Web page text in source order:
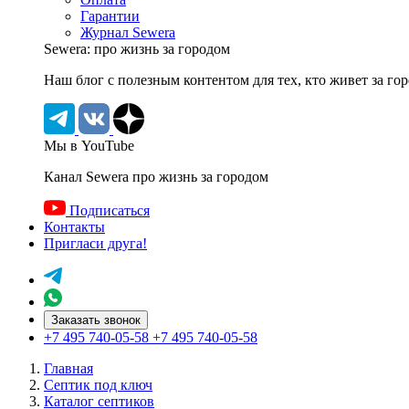
Гарантии
Журнал Sewera
Sewera: про жизнь за городом
Наш блог c полезным контентом для тех, кто живет за
Мы в YouTube
Канал Sewera про жизнь за городом
Подписаться
Контакты
Пригласи друга!
Заказать звонок
+7 495 740-05-58 +7 495 740-05-58
Главная
Септик под ключ
Каталог септиков